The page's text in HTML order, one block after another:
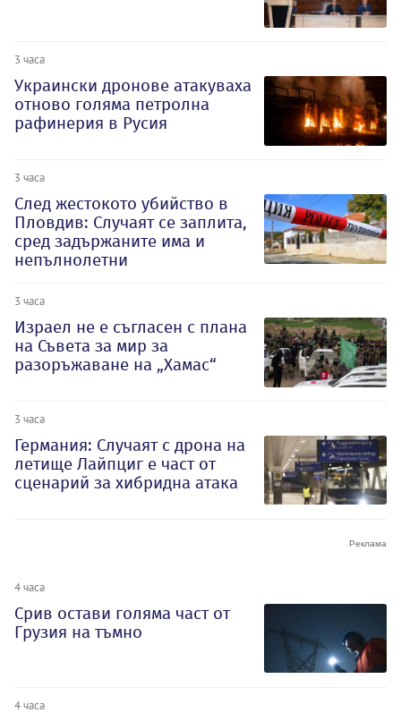
3 часа
Украински дронове атакуваха
отново голяма петролна
рафинерия в Русия
3 часа
След жестокото убийство в
Пловдив: Случаят се заплита,
сред задържаните има и
непълнолетни
3 часа
Израел не е съгласен с плана
на Съвета за мир за
разоръжаване на „Хамас“
3 часа
Германия: Случаят с дрона на
летище Лайпциг е част от
сценарий за хибридна атака
4 часа
Срив остави голяма част от
Грузия на тъмно
4 часа